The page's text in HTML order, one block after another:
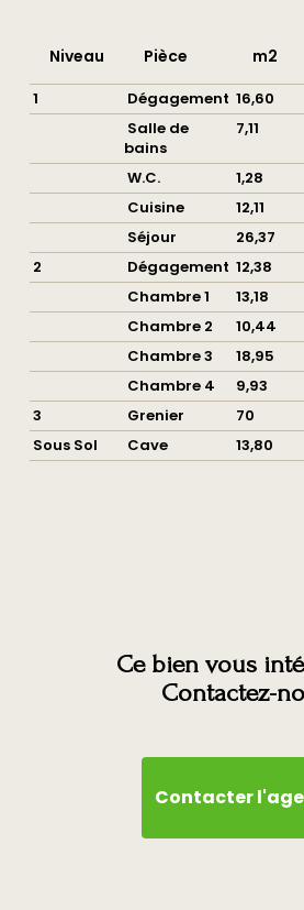
Niveau Pièce m2
1 Dégagement 16,60
Salle de
bains
7,11
W.C.
1,28
Cuisine
12,11
Séjour
26,37
2
Dégagement 12,38
Chambre 1
13,18
Chambre 2
10,44
Chambre 3
18,95
Chambre 4
9,93
3
Grenier
70
Sous Sol
Cave 13,80
Ce bien vous
Contactez-
Contacter